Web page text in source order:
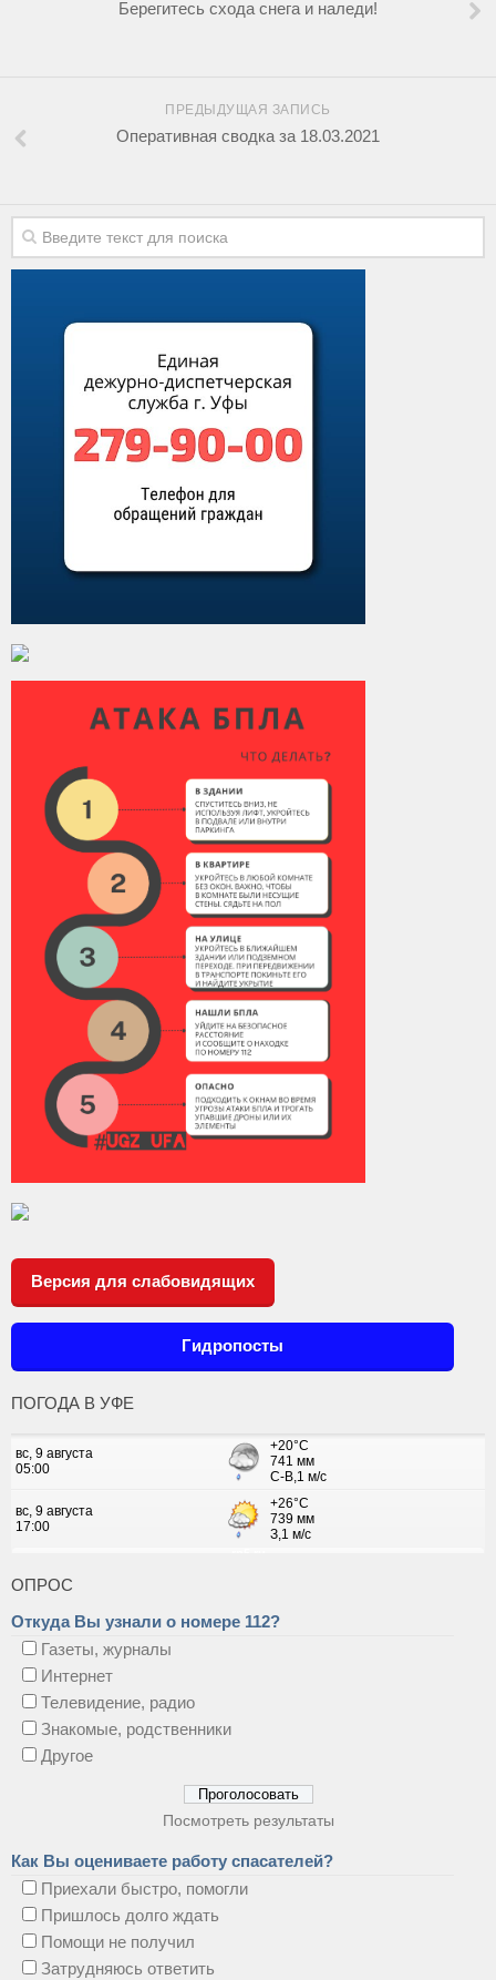
Берегитесь схода снега и наледи!
ПРЕДЫДУЩАЯ ЗАПИСЬ
Оперативная сводка за 18.03.2021
Версия для слабовидящих
Гидропосты
ПОГОДА В УФЕ
ОПРОС
Откуда Вы узнали о номере 112?
Газеты, журналы
Интернет
Телевидение, радио
Знакомые, родственники
Другое
Посмотреть результаты
Как Вы оцениваете работу спасателей?
Приехали быстро, помогли
Пришлось долго ждать
Помощи не получил
Затрудняюсь ответить